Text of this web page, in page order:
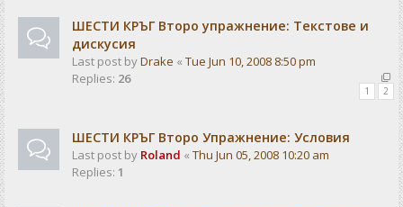
ШЕСТИ КРЪГ Второ упражнение: Текстове и
дискусия
Last post byDrake « Tue Jun 10, 2008 8:50 pm
Replies: 26
1 2
ШЕСТИ КРЪГ Второ Упражнение: Условия
Last post by Roland « Thu Jun 05, 2008 10:20 am
Replies: 1